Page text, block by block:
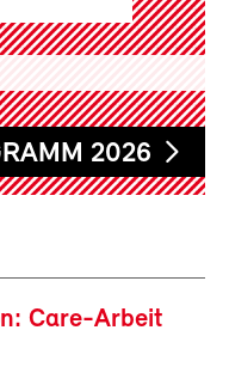
2026
Care-Arbeit